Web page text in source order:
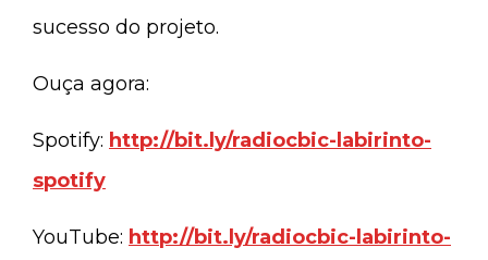
sucesso do projeto.
Ouça agora:
Spotify: http://bit.ly/radiocbic-labirinto-
spotify
YouTube: http://bit.ly/radiocbic-labirinto-